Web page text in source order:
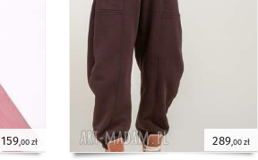
159,00 zł 289,00 zł